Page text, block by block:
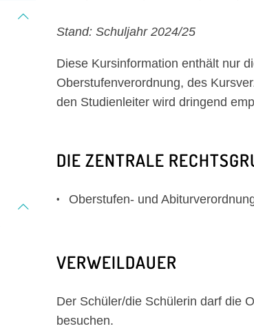
Stand: Schuljahr 2024/25
Diese Kursinformation enthält nur
Oberstufenverordnung, des
den Studienleiter wird dringend
DIE ZENTRALE
Oberstufen- und
VERWEILDAUER
Der Schüler/die Schülerin darf die
besuchen.